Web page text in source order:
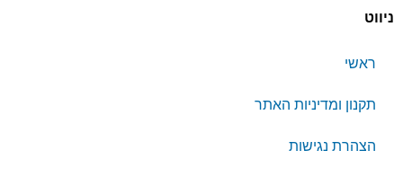
ניווט
ראשי
תקנון ומדיניות האתר
הצהרת נגישות